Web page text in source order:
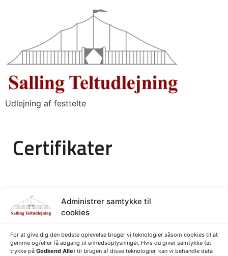
Administrer samtykke til
cookies
For at give dig den bedste oplevelse bruger vi teknologier såsom cookies til at
gemme og/eller få adgang til enhedsoplysninger. Hvis du giver samtykke (at
trykke på Godkend Alle) til brugen af disse teknologier, kan vi behandle data
Udlejning af festtelte
Certifikater